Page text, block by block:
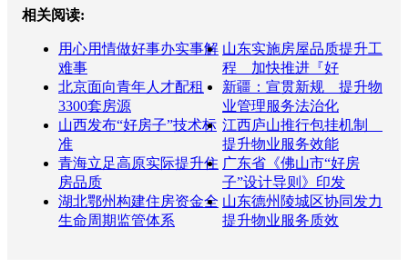
相关阅读:
用心用情做好事办实事解
难事
山东实施房屋品质提升工
程 加快推进『好
北京面向青年人才配租
3300套房源
新疆：宣贯新规 提升物
业管理服务法治化
山西发布“好房子”技术标
准
江西庐山推行包挂机制
提升物业服务效能
青海立足高原实际提升住
房品质
广东省《佛山市“好房
子”设计导则》印发
湖北鄂州构建住房资金全
生命周期监管体系
山东德州陵城区协同发力
提升物业服务质效